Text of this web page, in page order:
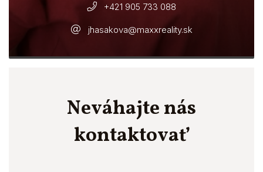
+421 905 733 088
jhasakova@maxxreality.sk
Neváhajte nás
kontaktovať